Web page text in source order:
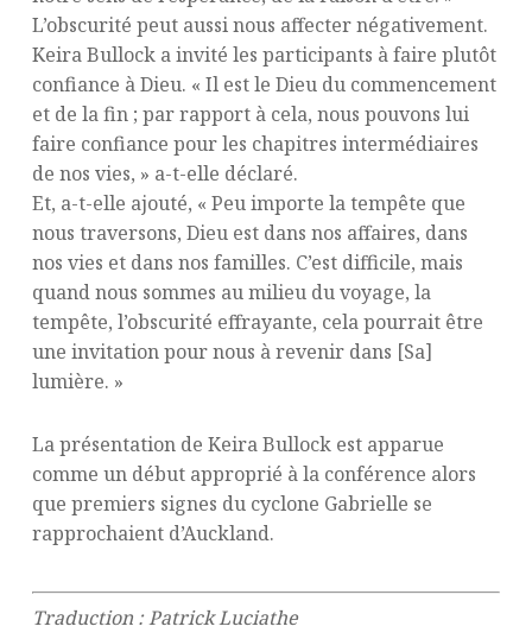
L’obscurité peut aussi nous affecter négativement.
Keira Bullock a invité les participants à faire plutôt
confiance à Dieu. « Il est le Dieu du commencement
et de la fin ; par rapport à cela, nous pouvons lui
faire confiance pour les chapitres intermédiaires
de nos vies, » a-t-elle déclaré.
Et, a-t-elle ajouté, « Peu importe la tempête que
nous traversons, Dieu est dans nos affaires, dans
nos vies et dans nos familles. C’est difficile, mais
quand nous sommes au milieu du voyage, la
tempête, l’obscurité effrayante, cela pourrait être
une invitation pour nous à revenir dans [Sa]
lumière. »
La présentation de Keira Bullock est apparue
comme un début approprié à la conférence alors
que premiers signes du cyclone Gabrielle se
rapprochaient d’Auckland.
Traduction : Patrick Luciathe